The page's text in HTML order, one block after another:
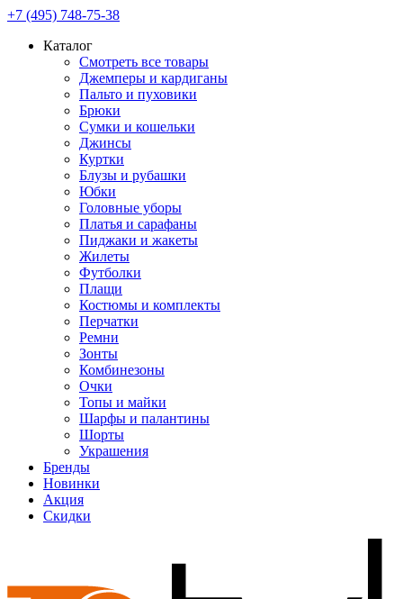
+7 (495) 748-75-38
Каталог
Смотреть все товары
Джемперы и кардиганы
Пальто и пуховики
Брюки
Сумки и кошельки
Джинсы
Куртки
Блузы и рубашки
Юбки
Головные уборы
Платья и сарафаны
Пиджаки и жакеты
Жилеты
Футболки
Плащи
Костюмы и комплекты
Перчатки
Ремни
Зонты
Комбинезоны
Очки
Топы и майки
Шарфы и палантины
Шорты
Украшения
Бренды
Новинки
Акция
Скидки